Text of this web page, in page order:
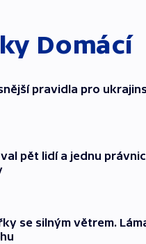
Domácí
pravidla pro
pět lidí a jednu
se silným větrem.